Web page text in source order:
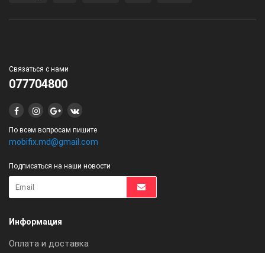
Связаться с нами
077704800
По всем вопросам пишите
mobifix.md@gmail.com
Подписаться на наши новости
Информация
Оплата и доставка